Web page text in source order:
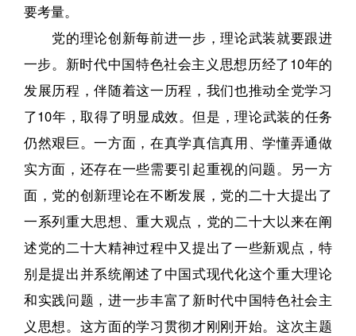
要考量。
党的理论创新每前进一步，理论武装就要跟进
一步。新时代中国特色社会主义思想历经了10年的
发展历程，伴随着这一历程，我们也推动全党学习
了10年，取得了明显成效。但是，理论武装的任务
仍然艰巨。一方面，在真学真信真用、学懂弄通做
实方面，还存在一些需要引起重视的问题。另一方
面，党的创新理论在不断发展，党的二十大提出了
一系列重大思想、重大观点，党的二十大以来在阐
述党的二十大精神过程中又提出了一些新观点，特
别是提出并系统阐述了中国式现代化这个重大理论
和实践问题，进一步丰富了新时代中国特色社会主
义思想。这方面的学习贯彻才刚刚开始。这次主题